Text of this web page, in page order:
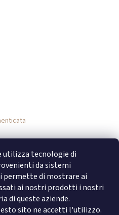
utilizza tecnologie di
da sistemi
permette di mostrare ai
ai nostri prodotti i nostri
di queste aziende.
sito ne accetti l'utilizzo.
o
con Facebook
con Google